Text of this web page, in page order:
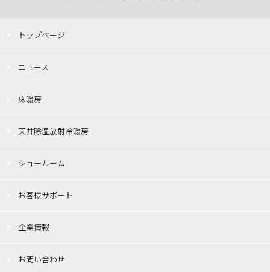
トップページ
ニュース
床暖房
天井除湿放射冷暖房
ショールーム
お客様サポート
企業情報
お問い合わせ